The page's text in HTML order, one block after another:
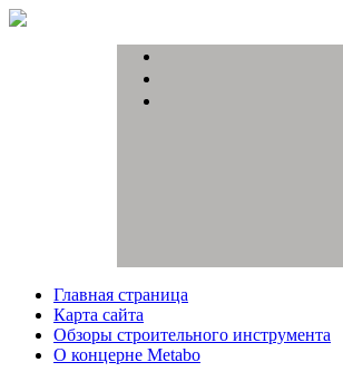
Главная страница
Карта сайта
Обзоры строительного инструмента
О концерне Metabo